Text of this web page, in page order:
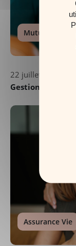
Mutuelle
22 juillet 2026
Gestion pilotée :
Assurance Vie